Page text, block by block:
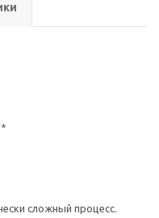
сложный процесс.